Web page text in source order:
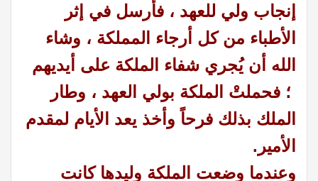
إنجاب ولي للعهد ، فأرسل في إثر
الأطباء من كل أرجاء المملكة ، وشاء
الله أن يُجري شفاء الملكة على أيديهم
؛ فحملتْ الملكة بولي العهد ، وطار
الملك بذلك فرحاً وأخذ يعد الأيام لمقدم
الأمير.
وعندما وضعت الملكة وليدها كانت